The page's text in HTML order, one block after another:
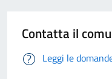
Contatta il
Leggi le